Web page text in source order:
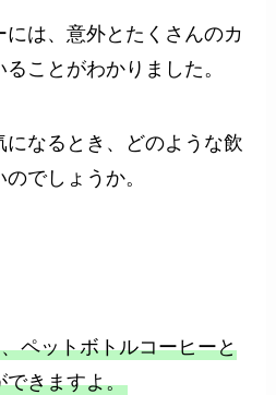
は、意外とたくさんのカ
ことがわかりました。
なるとき、どのような飲
でしょうか。
ペットボトルコーヒーと
できますよ。